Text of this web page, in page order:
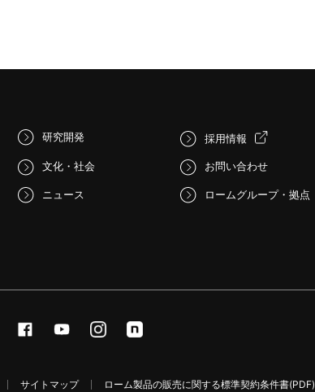
研究開発
文化・社会
ニュース
採用情報
お問い合わせ
ロームグループ・拠点
サイトマップ ローム製品の販売に関する標準契約条件書(PDF)